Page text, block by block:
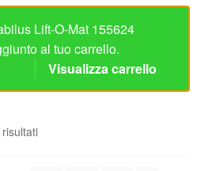
Lift-O-Mat 155624
al tuo carrello.
Visualizza carrello